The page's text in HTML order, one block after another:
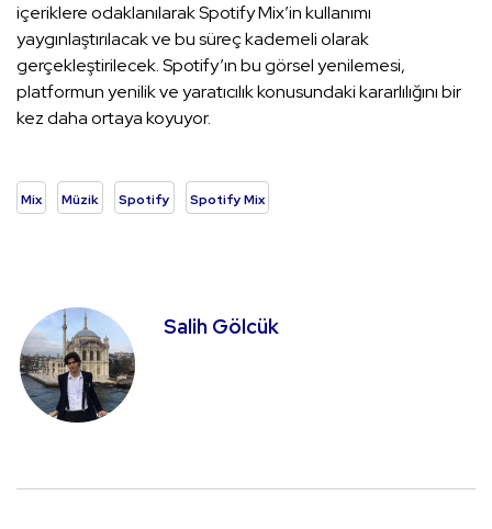
içeriklere odaklanılarak Spotify Mix’in kullanımı
yaygınlaştırılacak ve bu süreç kademeli olarak
gerçekleştirilecek. Spotify’ın bu görsel yenilemesi,
platformun yenilik ve yaratıcılık konusundaki kararlılığını bir
kez daha ortaya koyuyor.
Mix Müzik Spotify Spotify Mix
Salih Gölcük